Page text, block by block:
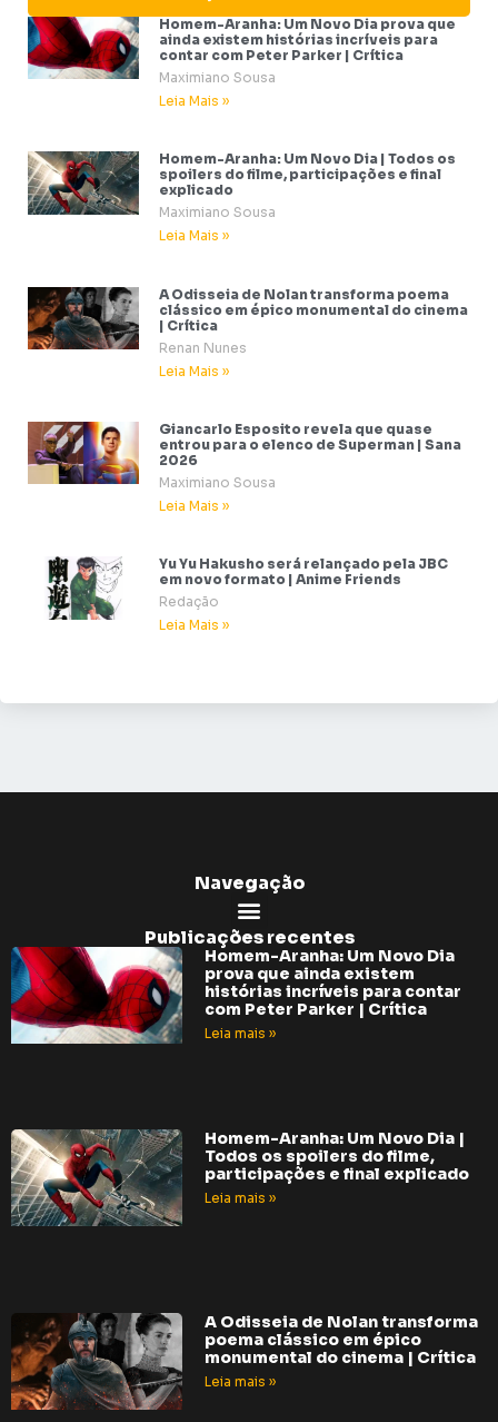
Homem-Aranha: Um Novo Dia prova que
ainda existem histórias incríveis para
contar com Peter Parker | Crítica
Maximiano Sousa
Leia Mais »
Homem-Aranha: Um Novo Dia | Todos os
spoilers do filme, participações e final
explicado
Maximiano Sousa
Leia Mais »
A Odisseia de Nolan transforma poema
clássico em épico monumental do cinema
| Crítica
Renan Nunes
Leia Mais »
Giancarlo Esposito revela que quase
entrou para o elenco de Superman | Sana
2026
Maximiano Sousa
Leia Mais »
Yu Yu Hakusho será relançado pela JBC
em novo formato | Anime Friends
Redação
Leia Mais »
Navegação
Publicações recentes
Homem-Aranha: Um Novo Dia
prova que ainda existem
histórias incríveis para contar
com Peter Parker | Crítica
Leia mais »
Homem-Aranha: Um Novo Dia |
Todos os spoilers do filme,
participações e final explicado
Leia mais »
A Odisseia de Nolan transforma
poema clássico em épico
monumental do cinema | Crítica
Leia mais »